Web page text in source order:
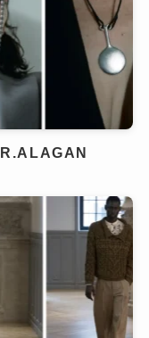
R.ALAGAN